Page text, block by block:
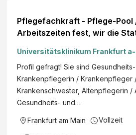
Pflegefachkraft - Pflege-Pool
Arbeitszeiten fest, wir die
Universitätsklinikum Frankfurt a-
Profil gefragt! Sie sind
Krankenpflegerin / Krankenpfleger
Krankenschwester, Altenpflegerin /
Gesundheits- und…
Frankfurt am Main Vollzeit